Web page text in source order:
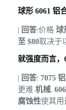
球形 6061 铝
| 回答:价格 球
至 $80取决于
就强度而言，
| 回答: 7075 铝
更难 机械.
腐蚀性使其用